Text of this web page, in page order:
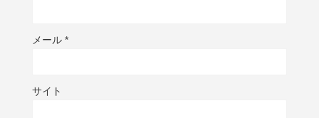
メール *
サイト